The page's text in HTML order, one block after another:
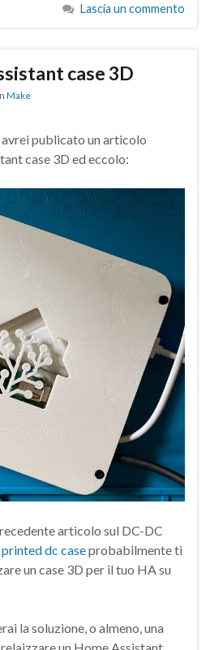
Lascia un commento
case 3D
Make
publicato un articolo
case 3D ed eccolo:
articolo sul DC-DC
dc caseprobabilmente ti
un case 3D per il tuo HA su
la soluzione, o almeno, una